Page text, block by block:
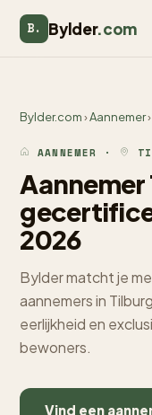
B. Bylder.com
Bylder.com›Aannemer
AANNEMER ·
2026
Bylder matcht je
aannemers in
eerlijkheid en
bewoners.
Vind een